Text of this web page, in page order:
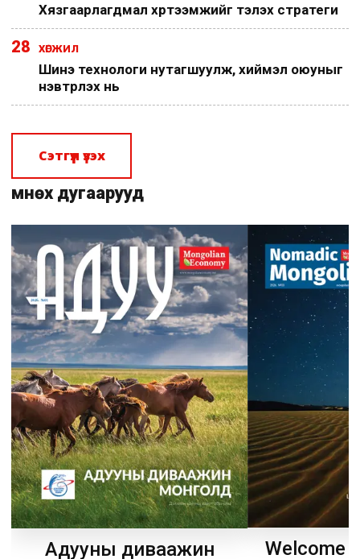
Хязгаарлагдмал хүртээмжийг тэлэх стратеги
28 ХӨГЖИЛ
Шинэ технологи нутагшуулж, хиймэл оюуныг
нэвтрүүлэх нь
Сэтгүүл үзэх
Өмнөх дугаарууд
Адууны диваажин
Welcome